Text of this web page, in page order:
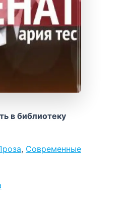
в библиотеку
, Современные